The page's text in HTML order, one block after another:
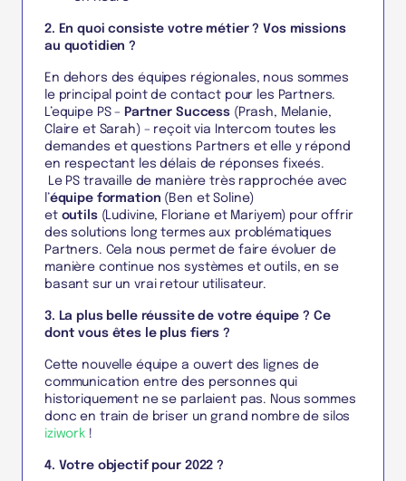
2. En quoi consiste votre métier ? Vos missions
au quotidien ?
En dehors des équipes régionales, nous sommes
le principal point de contact pour les Partners.
L’equipe PS – Partner Success (Prash, Melanie,
Claire et Sarah) – reçoit via Intercom toutes les
demandes et questions Partners et elle y répond
en respectant les délais de réponses fixeés.
Le PS travaille de manière très rapprochée avec
l’équipe formation (Ben et Soline)
et outils (Ludivine, Floriane et Mariyem) pour offrir
des solutions long termes aux problématiques
Partners. Cela nous permet de faire évoluer de
manière continue nos systèmes et outils, en se
basant sur un vrai retour utilisateur.
3. La plus belle réussite de votre équipe ? Ce
dont vous êtes le plus fiers ?
Cette nouvelle équipe a ouvert des lignes de
communication entre des personnes qui
historiquement ne se parlaient pas. Nous sommes
donc en train de briser un grand nombre de silos
iziwork !
4. Votre objectif pour 2022 ?